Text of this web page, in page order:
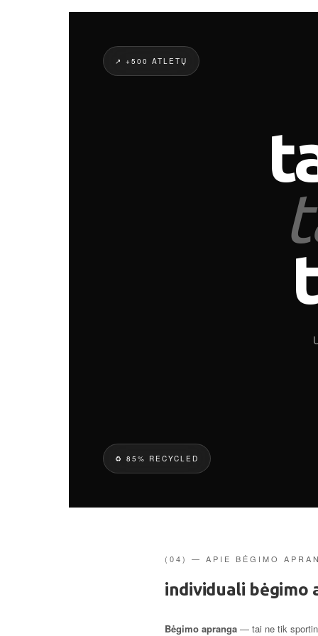
↗ +500 ATLETŲ
♻ 85% RECYCLED
(04) — APIE BĖGIMO
individuali bėgimo
Bėgimo apranga — tai ne tik